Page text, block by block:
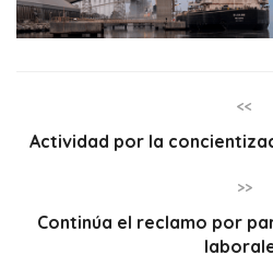
<<
Actividad por la
>>
Continúa el reclamo por